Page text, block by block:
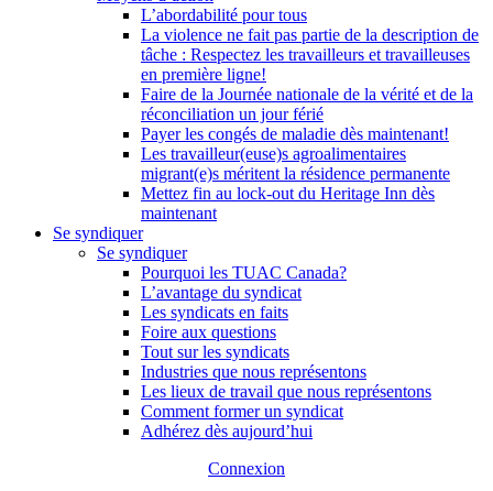
L’abordabilité pour tous
La violence ne fait pas partie de la description de
tâche : Respectez les travailleurs et travailleuses
en première ligne!
Faire de la Journée nationale de la vérité et de la
réconciliation un jour férié
Payer les congés de maladie dès maintenant!
Les travailleur(euse)s agroalimentaires
migrant(e)s méritent la résidence permanente
Mettez fin au lock-out du Heritage Inn dès
maintenant
Se syndiquer
Se syndiquer
Pourquoi les TUAC Canada?
L’avantage du syndicat
Les syndicats en faits
Foire aux questions
Tout sur les syndicats
Industries que nous représentons
Les lieux de travail que nous représentons
Comment former un syndicat
Adhérez dès aujourd’hui
Connexion